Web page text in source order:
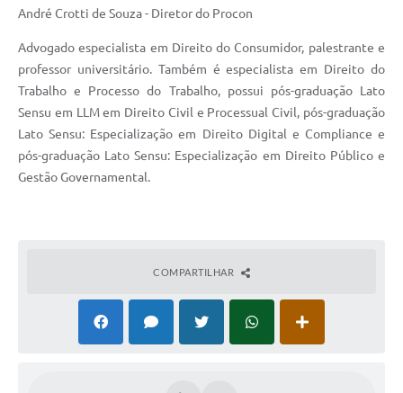
André Crotti de Souza - Diretor do Procon
Advogado especialista em Direito do Consumidor, palestrante e
professor universitário. Também é especialista em Direito do
Trabalho e Processo do Trabalho, possui pós-graduação Lato
Sensu em LLM em Direito Civil e Processual Civil, pós-graduação
Lato Sensu: Especialização em Direito Digital e Compliance e
pós-graduação Lato Sensu: Especialização em Direito Público e
Gestão Governamental.
COMPARTILHAR